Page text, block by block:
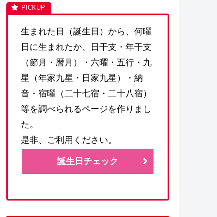
生まれた日（誕生日）から、何曜
日に生まれたか、日干支・年干支
（節月・暦月）・六曜・五行・九
星（年家九星・日家九星）・納
音・宿曜（二十七宿・二十八宿）
等を調べられるページを作りまし
た。
是非、ご利用ください。
誕生日チェック